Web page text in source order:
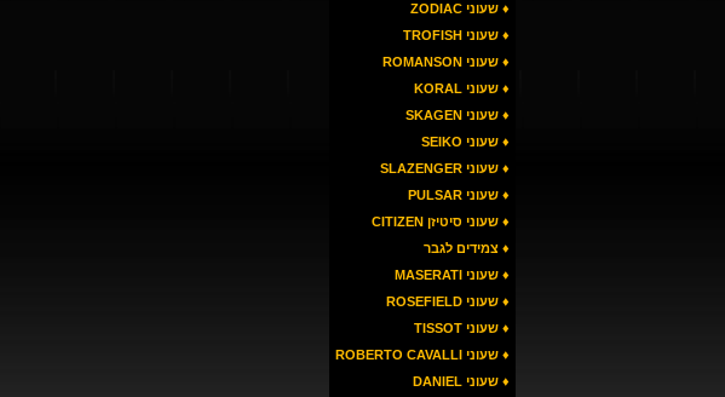
♦ שעוני ZODIAC
♦ שעוני TROFISH
♦ שעוני ROMANSON
♦ שעוני KORAL
♦ שעוני SKAGEN
♦ שעוני SEIKO
♦ שעוני SLAZENGER
♦ שעוני PULSAR
♦ שעוני סיטיזן CITIZEN
♦ צמידים לגבר
♦ שעוני MASERATI
♦ שעוני ROSEFIELD
♦ שעוני TISSOT
♦ שעוני ROBERTO CAVALLI
♦ שעוני DANIEL